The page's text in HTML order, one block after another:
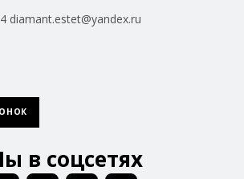
diamant.estet@yandex.ru
в соцсетях